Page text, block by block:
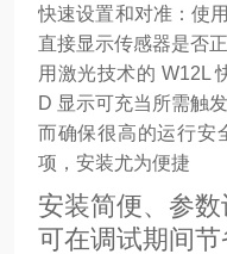
快速设置和对准：使
直接显示传感器是否
用激光技术的 W12L
D 显示可充当所需触
而确保很高的运行安
项，安装尤为便捷
安装简便、参
可在调试期间